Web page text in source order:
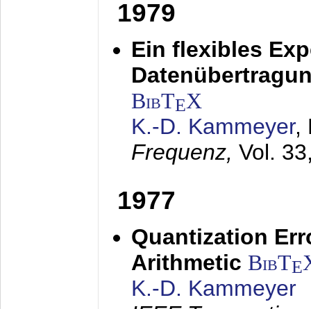
1979
Ein flexibles
BibTEX
K.-D. Kammeyer,
Frequenz, Vol.
1977
Quantization
Arithmetic BibTE
K.-D. Kammeyer